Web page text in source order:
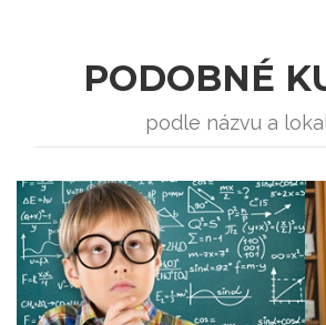
PODOBNÉ
podle názvu a